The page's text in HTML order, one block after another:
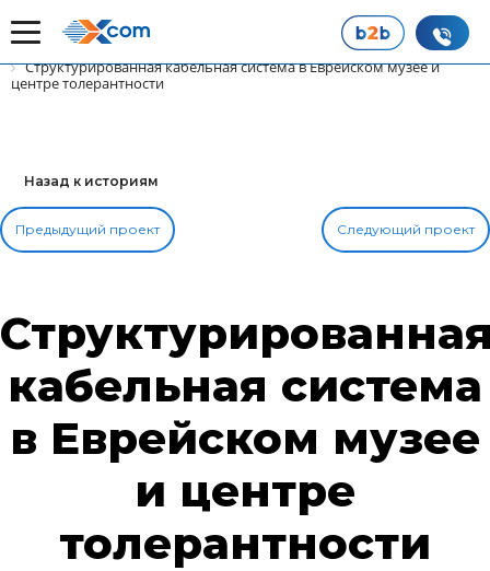
Главная
Наши истории успеха
Структурированная кабельная система в Еврейском музее и
центре толерантности
Назад к историям
Предыдущий проект Следующий проект
кабельная система
в Еврейском музее
и центре
толерантности